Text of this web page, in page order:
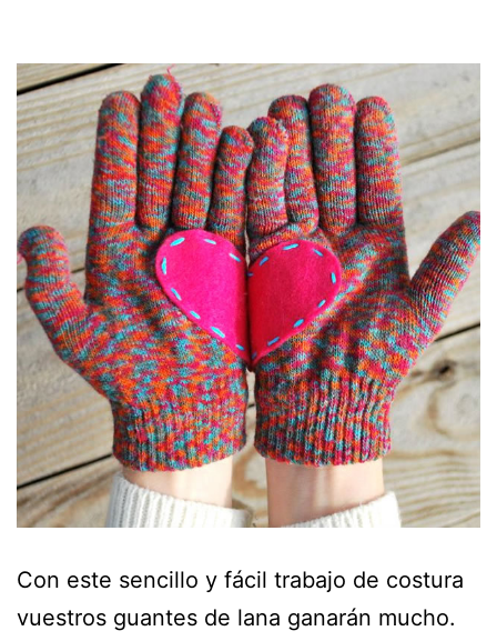
Con este sencillo y fácil trabajo de costura
vuestros guantes de lana ganarán mucho.